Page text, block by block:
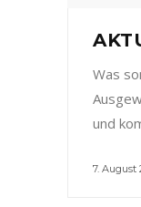
Was
und
7. August